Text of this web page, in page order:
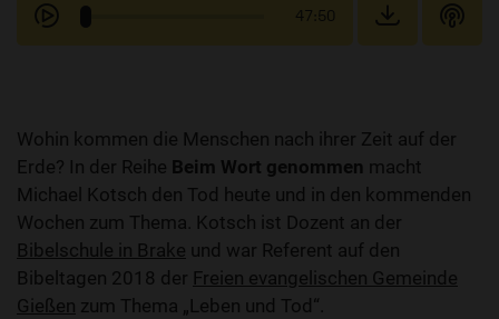
47:50
Wohin kommen die Menschen nach ihrer Zeit auf der
Erde? In der Reihe Beim Wort genommen macht
Michael Kotsch den Tod heute und in den kommenden
Wochen zum Thema. Kotsch ist Dozent an der
Bibelschule in Brake und war Referent auf den
Bibeltagen 2018 der Freien evangelischen Gemeinde
Gießen zum Thema „Leben und Tod“.